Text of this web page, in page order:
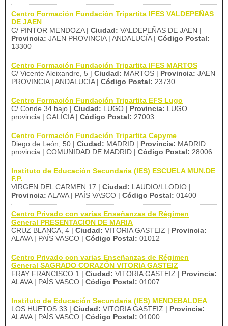
Centro Formación Fundación Tripartita IFES VALDEPEÑAS
DE JAEN
C/ PINTOR MENDOZA | Ciudad: VALDEPEÑAS DE JAEN |
Provincia: JAEN PROVINCIA | ANDALUCÍA | Código Postal:
13300
Centro Formación Fundación Tripartita IFES MARTOS
C/ Vicente Aleixandre, 5 | Ciudad: MARTOS | Provincia: JAEN
PROVINCIA | ANDALUCÍA | Código Postal: 23730
Centro Formación Fundación Tripartita EFS Lugo
C/ Conde 34 bajo | Ciudad: LUGO | Provincia: LUGO
provincia | GALICIA | Código Postal: 27003
Centro Formación Fundación Tripartita Cepyme
Diego de León, 50 | Ciudad: MADRID | Provincia: MADRID
provincia | COMUNIDAD DE MADRID | Código Postal: 28006
Instituto de Educación Secundaria (IES) ESCUELA MUN.DE
F.P.
VIRGEN DEL CARMEN 17 | Ciudad: LAUDIO/LLODIO |
Provincia: ALAVA | PAÍS VASCO | Código Postal: 01400
Centro Privado con varias Enseñanzas de Régimen
General PRESENTACION DE MARIA
CRUZ BLANCA, 4 | Ciudad: VITORIA GASTEIZ | Provincia:
ALAVA | PAÍS VASCO | Código Postal: 01012
Centro Privado con varias Enseñanzas de Régimen
General SAGRADO CORAZÓN VITORIA GASTEIZ
FRAY FRANCISCO 1 | Ciudad: VITORIA GASTEIZ | Provincia:
ALAVA | PAÍS VASCO | Código Postal: 01007
Instituto de Educación Secundaria (IES) MENDEBALDEA
LOS HUETOS 33 | Ciudad: VITORIA GASTEIZ | Provincia:
ALAVA | PAÍS VASCO | Código Postal: 01000